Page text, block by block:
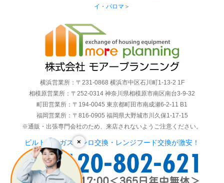
×
イ ・ パロマ ＞
横浜営業所：〒231-0868 横浜市中区石川町1-13-2 1F
相模原営業所：〒252-0314 神奈川県相模原市南区南台3-9-32
町田営業所：〒194-0045 東京都町田市南成瀬6-2-11 B1
福岡営業所：〒816-0905 福岡県大野城市川久保1-17-15
※通販・出張専門会社のため、来店されないようご注意ください。
ビルトインガスコンロ交換・レンジフード交換が激安！